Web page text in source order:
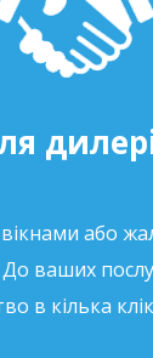
або
ваших
в кілька